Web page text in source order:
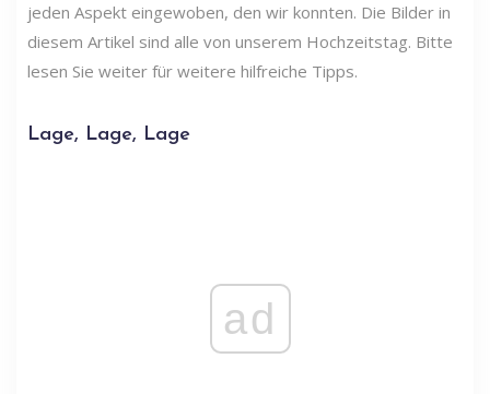
jeden Aspekt eingewoben, den wir konnten. Die Bilder in
diesem Artikel sind alle von unserem Hochzeitstag. Bitte
lesen Sie weiter für weitere hilfreiche Tipps.
Lage, Lage, Lage
ad